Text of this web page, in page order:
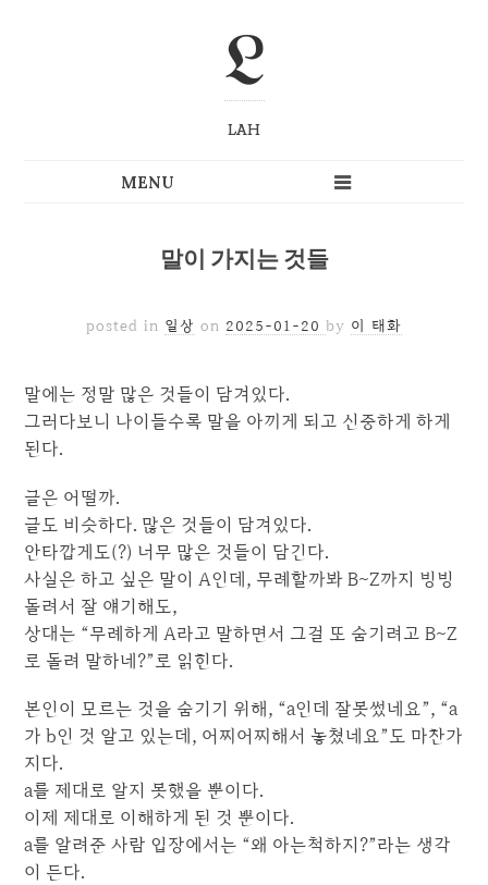
L
LAH
말이 가지는 것들
posted in 일상 on 2025-01-20 by 이 태화
말에는 정말 많은 것들이 담겨있다.
그러다보니 나이들수록 말을 아끼게 되고 신중하게 하게
된다.
글은 어떨까.
글도 비슷하다. 많은 것들이 담겨있다.
안타깝게도(?) 너무 많은 것들이 담긴다.
사실은 하고 싶은 말이 A인데, 무례할까봐 B~Z까지 빙빙
돌려서 잘 얘기해도,
상대는 “무례하게 A라고 말하면서 그걸 또 숨기려고 B~Z
로 돌려 말하네?”로 읽힌다.
본인이 모르는 것을 숨기기 위해, “a인데 잘못썼네요”, “a
가 b인 것 알고 있는데, 어찌어찌해서 놓쳤네요”도 마찬가
지다.
a를 제대로 알지 못했을 뿐이다.
이제 제대로 이해하게 된 것 뿐이다.
a를 알려준 사람 입장에서는 “왜 아는척하지?”라는 생각
이 든다.